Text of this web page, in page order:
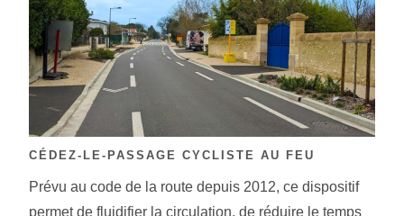
CÉDEZ-LE-PASSAGE CYCLISTE AU FEU
Prévu au code de la route depuis 2012, ce dispositif
permet de fluidifier la circulation, de réduire le temps